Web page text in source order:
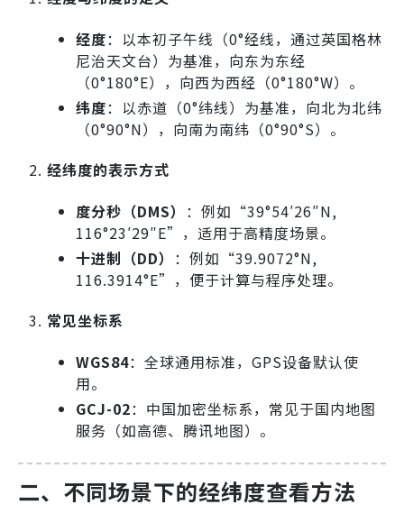
经度：以本初子午线（0°经线，通过英国格林
尼治天文台）为基准，向东为东经
（0°180°E），向西为西经（0°180°W）。
纬度：以赤道（0°纬线）为基准，向北为北纬
（0°90°N），向南为南纬（0°90°S）。
经纬度的表示方式
度分秒（DMS） ：例如“39°54′26″N,
116°23′29″E”，适用于高精度场景。
十进制（DD） ：例如“39.9072°N,
116.3914°E”，便于计算与程序处理。
常见坐标系
WGS84：全球通用标准，GPS设备默认使
用。
GCJ-02：中国加密坐标系，常见于国内地图
服务（如高德、腾讯地图）。
二、不同场景下的经纬度查看方法